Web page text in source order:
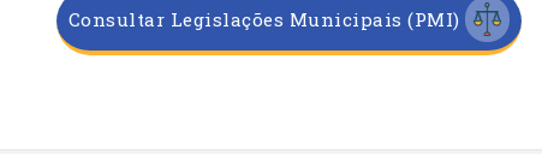
Consultar Legislações Municipais (PMI)